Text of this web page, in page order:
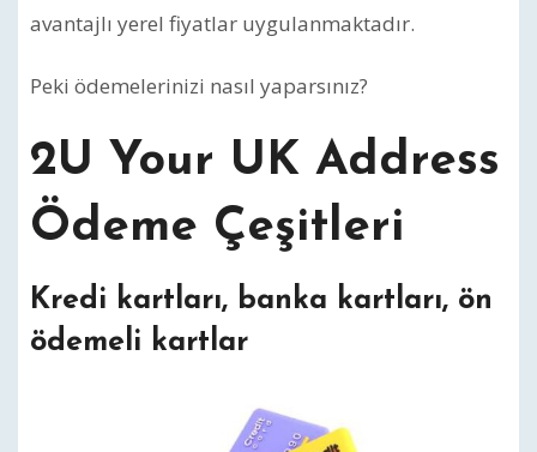
avantajlı yerel fiyatlar uygulanmaktadır.
Peki ödemelerinizi nasıl yaparsınız?
2U Your UK Address
Ödeme Çeşitleri
Kredi kartları, banka kartları, ön
ödemeli kartlar